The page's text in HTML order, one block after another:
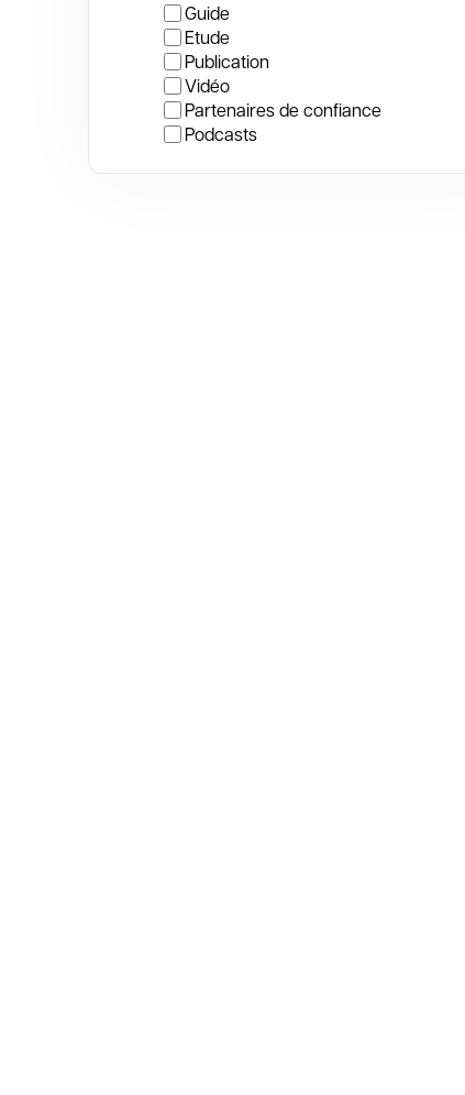
Guide
Etude
Publication
Vidéo
Partenaires de confiance
Podcasts